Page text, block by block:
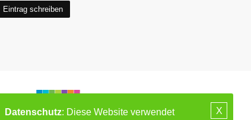
Eintrag schreiben
Datenschutz: Diese Website verwendet X